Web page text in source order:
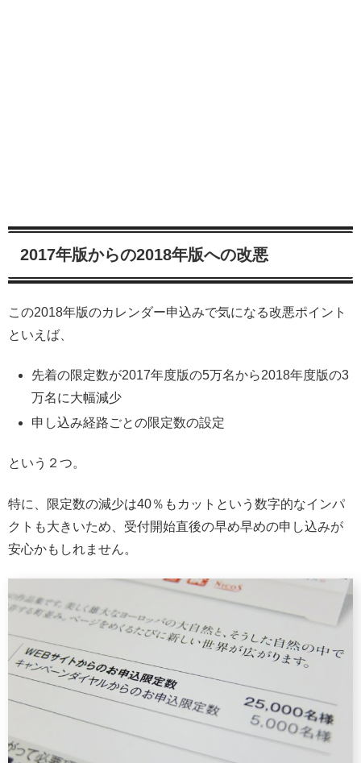
2017年版からの2018年版への改悪
この2018年版のカレンダー申込みで気になる改悪ポイント
といえば、
先着の限定数が2017年度版の5万名から2018年度版の3
万名に大幅減少
申し込み経路ごとの限定数の設定
という２つ。
特に、限定数の減少は40％もカットという数字的なインパ
クトも大きいため、受付開始直後の早め早めの申し込みが
安心かもしれません。